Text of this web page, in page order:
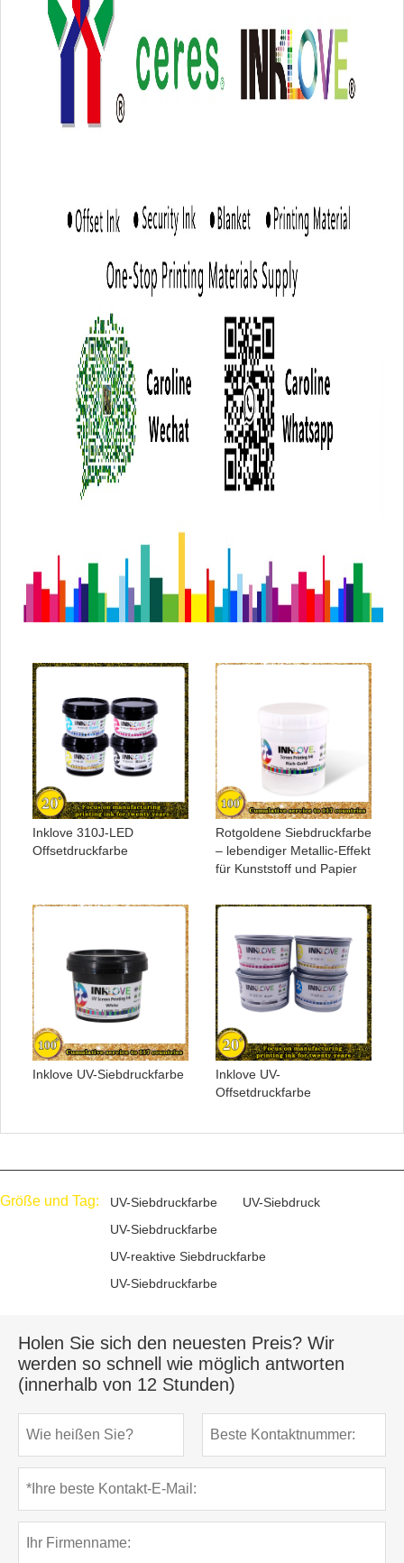
Inklove 310J-LED
Offsetdruckfarbe
Rotgoldene Siebdruckfarbe
– lebendiger Metallic-Effekt
für Kunststoff und Papier
Inklove UV-Siebdruckfarbe
Inklove UV-
Offsetdruckfarbe
Größe und Tag: UV-Siebdruckfarbe
UV-Siebdruck
UV-Siebdruckfarbe
UV-reaktive Siebdruckfarbe
UV-Siebdruckfarbe
Holen Sie sich den neuesten Preis? Wir
werden so schnell wie möglich antworten
(innerhalb von 12 Stunden)